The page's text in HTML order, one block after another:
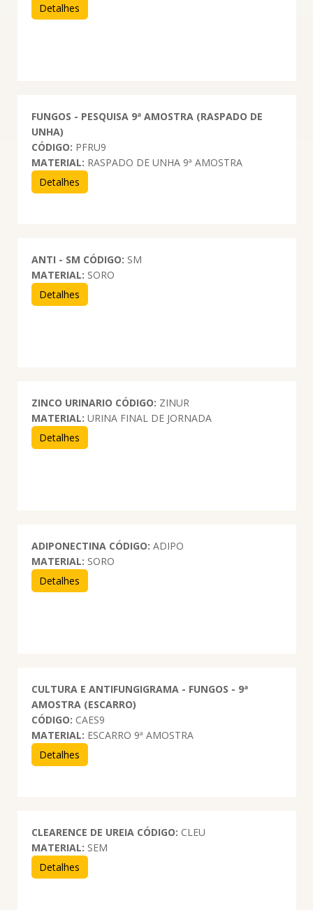
Detalhes
FUNGOS - PESQUISA 9ª AMOSTRA (RASPADO DE
UNHA)
CÓDIGO: PFRU9
MATERIAL: RASPADO DE UNHA 9ª AMOSTRA
Detalhes
ANTI - SM CÓDIGO: SM
MATERIAL: SORO
Detalhes
ZINCO URINARIO CÓDIGO: ZINUR
MATERIAL: URINA FINAL DE JORNADA
Detalhes
ADIPONECTINA CÓDIGO: ADIPO
MATERIAL: SORO
Detalhes
CULTURA E ANTIFUNGIGRAMA - FUNGOS - 9ª
AMOSTRA (ESCARRO)
CÓDIGO: CAES9
MATERIAL: ESCARRO 9ª AMOSTRA
Detalhes
CLEARENCE DE UREIA CÓDIGO: CLEU
MATERIAL: SEM
Detalhes